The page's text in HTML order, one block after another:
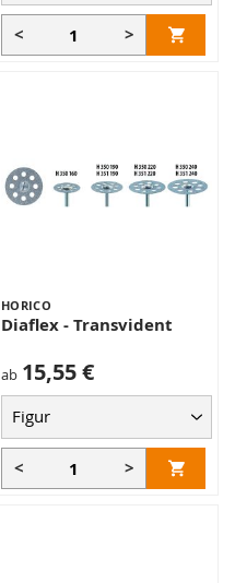
< >
HORICO
Diaflex - Transvident
ab 15,55 €
< >